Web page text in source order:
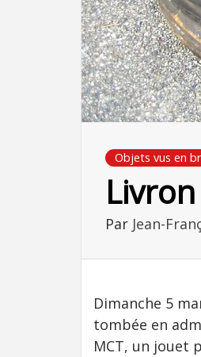
Objets vus en
Par Jean-
Dimanche 5
tombée en
MCT, un jouet